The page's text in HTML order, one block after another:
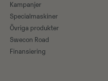
Kampanjer
Specialmaskiner
Övriga produkter
Swecon Road
Finansiering